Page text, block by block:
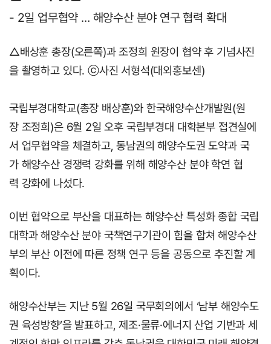
- 2일 업무협약 … 해양수산 분야 연구 협력 확대
△배상훈 총장(오른쪽)과 조정희 원장이 협약 후 기념사진
을 촬영하고 있다. ⓒ사진 서형석(대외홍보센)
국립부경대학교(총장 배상훈)와 한국해양수산개발원(원
장 조정희)은 6월 2일 오후 국립부경대 대학본부 접견실에
서 업무협약을 체결하고, 동남권의 해양수도권 도약과 국
가 해양수산 경쟁력 강화를 위해 해양수산 분야 학연 협
력 강화에 나섰다.
이번 협약으로 부산을 대표하는 해양수산 특성화 종합 국립
대학과 해양수산 분야 국책연구기관이 힘을 합쳐 해양수산
부의 부산 이전에 따른 정책 연구 등을 공동으로 추진할 계
획이다.
해양수산부는 지난 5월 26일 국무회의에서 ‘남부 해양수도
권 육성방향’을 발표하고, 제조·물류·에너지 산업 기반과 세